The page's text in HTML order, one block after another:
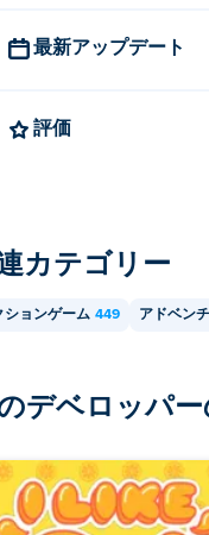
最新アップデート
評価
カテゴリー
ションゲーム 449 アドベン
デベロッパ